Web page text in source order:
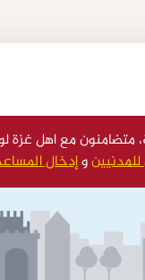
متضامنون مع اهل غزة
وإدخال